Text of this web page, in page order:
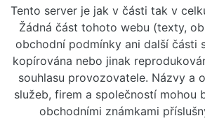
Tento server je jak v části tak v
Žádná část tohoto webu (texty,
obchodní podmínky ani další části
kopírována nebo jinak
souhlasu provozovatele. Názvy a
služeb, firem a společností mohou
obchodními známkami